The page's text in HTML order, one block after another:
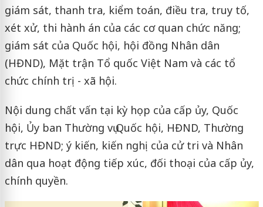
giám sát, thanh tra, kiểm toán, điều tra, truy tố,
xét xử, thi hành án của các cơ quan chức năng;
giám sát của Quốc hội, hội đồng Nhân dân
(HĐND), Mặt trận Tổ quốc Việt Nam và các tổ
chức chính trị - xã hội.
Nội dung chất vấn tại kỳ họp của cấp ủy, Quốc
hội, Ủy ban Thường vụ Quốc hội, HĐND, Thường
trực HĐND; ý kiến, kiến nghị của cử tri và Nhân
dân qua hoạt động tiếp xúc, đối thoại của cấp ủy,
chính quyền.